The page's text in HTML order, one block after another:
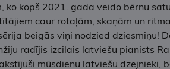
ko kopš 2021. gada veido bērnu
caur rotaļām, skaņām un
beigās viņi nodzied dziesmiņu!
radījis izcilais latviešu pianists
mūsdienu latviešu dzejnieki,